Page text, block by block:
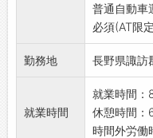
解体
バイオマス
廃棄品のト
パック開け
普通自動車
必須(AT限
勤務地 長野県諏訪
就業時間
就業時間：
休憩時間：
時間外労働